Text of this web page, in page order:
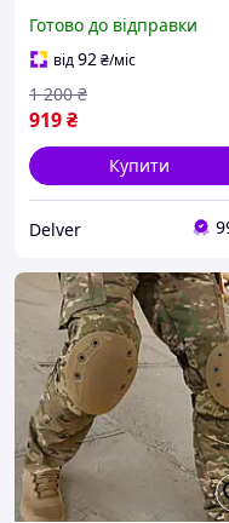
наколінники піксель
Готово до відправки
від92₴/міс
919₴
1 200 ₴
Купити
Delver